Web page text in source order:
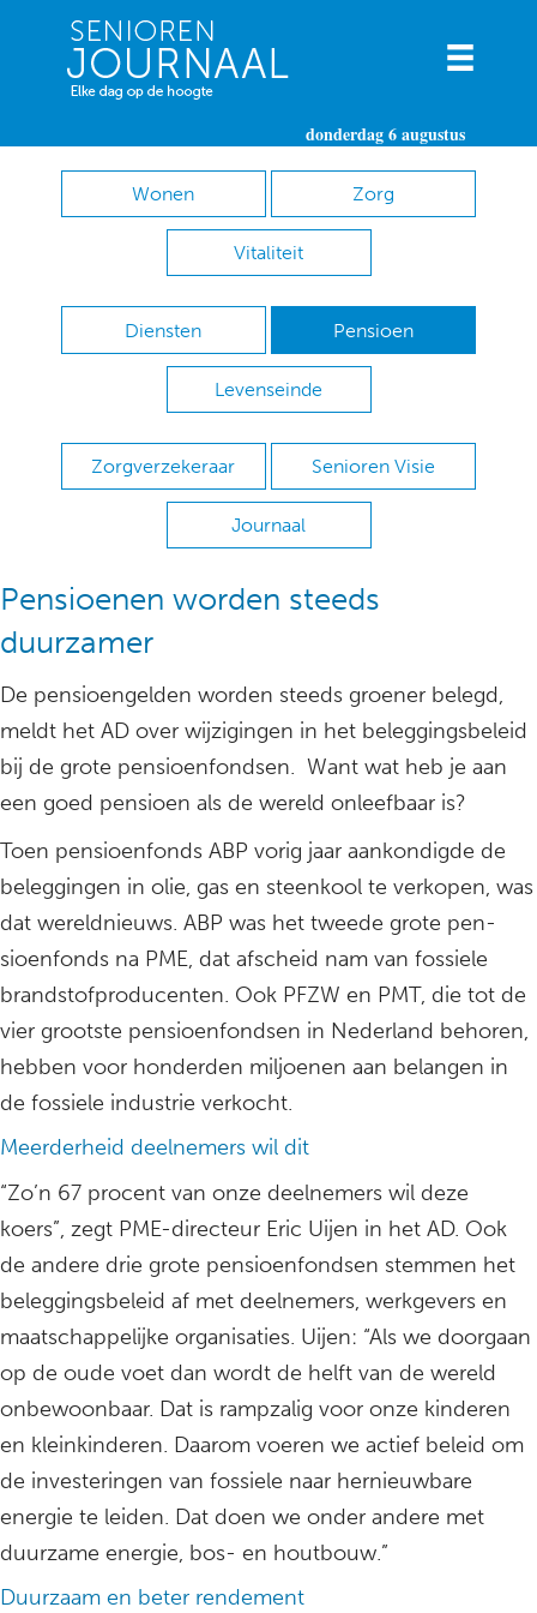
donderdag 6 augustus
Wonen Zorg
Vitaliteit
Diensten Pensioen
Levenseinde
Zorgverzekeraar Senioren Visie
Journaal
Pensioenen worden steeds
duurzamer
De pensioengelden worden steeds groener belegd,
meldt het AD over wijzigingen in het beleggingsbeleid
bij de grote pensioenfondsen. Want wat heb je aan
een goed pensioen als de wereld onleefbaar is?
Toen pensioenfonds ABP vorig jaar aankondigde de
beleggingen in olie, gas en steenkool te verkopen, was
dat wereldnieuws. ABP was het tweede grote pen-
sioenfonds na PME, dat afscheid nam van fossiele
brandstofproducenten. Ook PFZW en PMT, die tot de
vier grootste pensioenfondsen in Nederland behoren,
hebben voor honderden miljoenen aan belangen in
de fossiele industrie verkocht.
Meerderheid deelnemers wil dit
“Zo’n 67 procent van onze deelnemers wil deze
koers”, zegt PME-directeur Eric Uijen in het AD. Ook
de andere drie grote pensioenfondsen stemmen het
beleggingsbeleid af met deelnemers, werkgevers en
maatschappelijke organisaties. Uijen: “Als we doorgaan
op de oude voet dan wordt de helft van de wereld
onbewoonbaar. Dat is rampzalig voor onze kinderen
en kleinkinderen. Daarom voeren we actief beleid om
de investeringen van fossiele naar hernieuwbare
energie te leiden. Dat doen we onder andere met
duurzame energie, bos- en houtbouw.”
Duurzaam en beter rendement